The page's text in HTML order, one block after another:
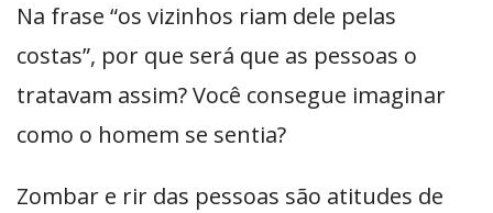
Na frase “os vizinhos riam dele pelas
costas”, por que será que as pessoas o
tratavam assim? Você consegue imaginar
como o homem se sentia?
Zombar e rir das pessoas são atitudes de